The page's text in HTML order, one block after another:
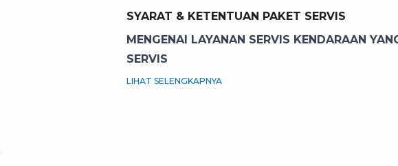
SYARAT & KETENTUAN PAKET SERVIS
MENGENAI LAYANAN SERVIS KENDARAAN
SERVIS
LIHAT SELENGKAPNYA